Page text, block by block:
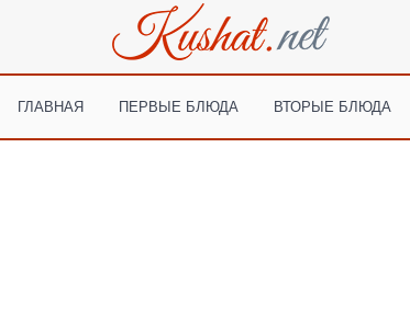
ГЛАВНАЯ ПЕРВЫЕ БЛЮДА ВТОРЫЕ БЛЮДА